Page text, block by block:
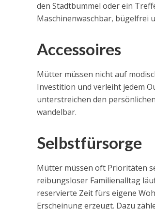
den Stadtbummel oder ein
Maschinenwaschbar, bügelfrei
Accessoires
Mütter müssen nicht auf
Investition und verleiht jedem
unterstreichen den
wandelbar.
Selbstfürsorge
Mütter müssen oft Prioritäten
reibungsloser Familienalltag
reservierte Zeit fürs eigene
Erscheinung erzeugt. Dazu